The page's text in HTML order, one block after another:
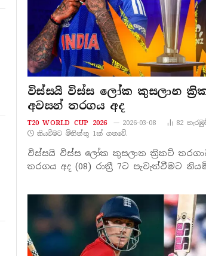
විස්සයි විස්ස ලෝක කුසලාන
අවසන් තරගය අද
T20 WORLD CUP 2026 2026-03-08 82
කියවීමට මිනිත්තු 1ක් ගතවේ.
විස්සයි විස්ස ලෝක කුසලාන ක්‍රිකට්
තරගය අද (08) රාත්‍රී 7ට පැවැත්වීමට